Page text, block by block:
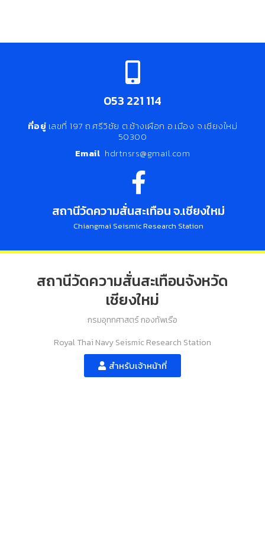
053 221 114
ที่อยู่ เลขที่ 197 ถ.ศรีวิชัย ต.ช้างเผือก อ.เมือง จ.เชียงใหม่
50300
Email hdrtnsrs@gmail.com
สถานีวัดความสั่นสะเทือน จ.เชียงใหม่
Chiangmai Seismic Research Station
สถานีวัดความสั่นสะเทือนจังหวัด
เชียงใหม่
กรมอุทกศาสตร์ กองทัพเรือ
Royal Thai Navy Seismic Research Station
สำหรับเจ้าหน้าที่